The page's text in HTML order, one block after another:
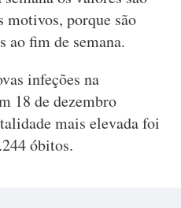
motivos, porque são
ao fim de semana.
infeções na
18 de dezembro
mais elevada foi
óbitos.